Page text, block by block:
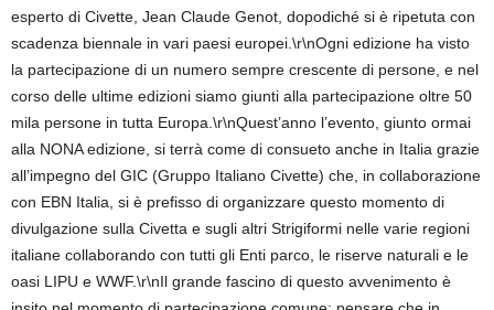
esperto di Civette, Jean Claude Genot, dopodiché si è ripetuta con
scadenza biennale in vari paesi europei.\r\nOgni edizione ha visto
la partecipazione di un numero sempre crescente di persone, e nel
corso delle ultime edizioni siamo giunti alla partecipazione oltre 50
mila persone in tutta Europa.\r\nQuest’anno l’evento, giunto ormai
alla NONA edizione, si terrà come di consueto anche in Italia grazie
all’impegno del GIC (Gruppo Italiano Civette) che, in collaborazione
con EBN Italia, si è prefisso di organizzare questo momento di
divulgazione sulla Civetta e sugli altri Strigiformi nelle varie regioni
italiane collaborando con tutti gli Enti parco, le riserve naturali e le
oasi LIPU e WWF.\r\nIl grande fascino di questo avvenimento è